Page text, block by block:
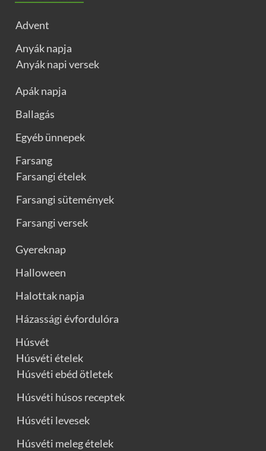
Advent
Anyák napja
Anyák napi versek
Apák napja
Ballagás
Egyéb ünnepek
Farsang
Farsangi ételek
Farsangi sütemények
Farsangi versek
Gyereknap
Halloween
Halottak napja
Házassági évfordulóra
Húsvét
Húsvéti ételek
Húsvéti ebéd ötletek
Húsvéti húsos receptek
Húsvéti levesek
Húsvéti meleg ételek